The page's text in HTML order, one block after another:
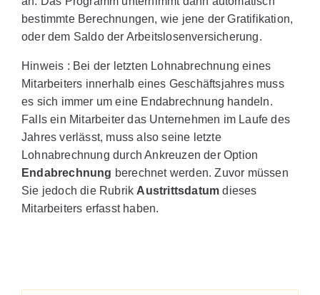
bestimmte Berechnungen, wie jene der Gratifikation,
oder dem Saldo der Arbeitslosenversicherung.
Hinweis : Bei der letzten Lohnabrechnung eines
Mitarbeiters innerhalb eines Geschäftsjahres muss
es sich immer um eine Endabrechnung handeln.
Falls ein Mitarbeiter das Unternehmen im Laufe des
Jahres verlässt, muss also seine letzte
Lohnabrechnung durch Ankreuzen der Option
Endabrechnung berechnet werden. Zuvor müssen
Sie jedoch die Rubrik Austrittsdatum dieses
Mitarbeiters erfasst haben.